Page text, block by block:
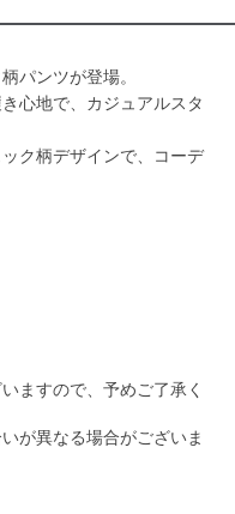
パンツが登場。
心地で、カジュアルスタ
ク柄デザインで、コーデ
ますので、予めご了承く
が異なる場合がございま